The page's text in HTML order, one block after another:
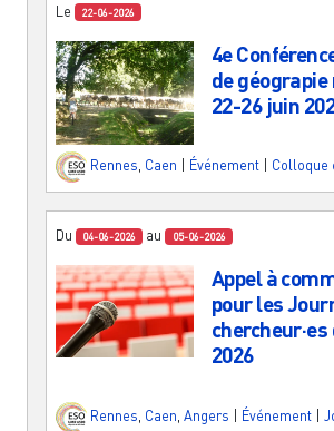
Le 22-06-2026
4e
de
22-26 juin
Rennes, Caen Événement Colloque
Du 04-06-2026 au 05-06-2026
Appel à
pour les
2026
Rennes Caen Angers Événement